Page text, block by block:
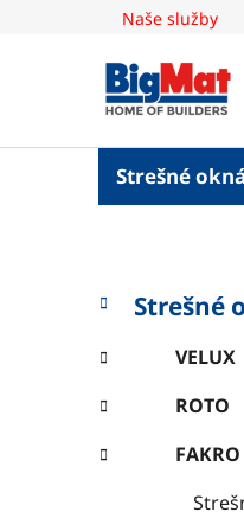
Naše služby
Strešné okná
B
o
č
ý
p
Preskočiť
kategórie
K
a
e
g
ó
r
i
Strešné
VELUX
ROTO
FAKRO